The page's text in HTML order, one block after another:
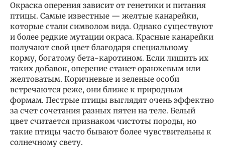
Окраска оперения зависит от генетики и питания
птицы. Самые известные — желтые канарейки,
которые стали символом вида. Однако существуют
и более редкие мутации окраса. Красные канарейки
получают свой цвет благодаря специальному
корму, богатому бета-каротином. Если лишить их
таких добавок, оперение станет оранжевым или
желтоватым. Коричневые и зеленые особи
встречаются реже, они ближе к природным
формам. Пестрые птицы выглядят очень эффектно
за счет сочетания разных пятен на теле. Белый
цвет считается признаком чистоты породы, но
такие птицы часто бывают более чувствительны к
солнечному свету.